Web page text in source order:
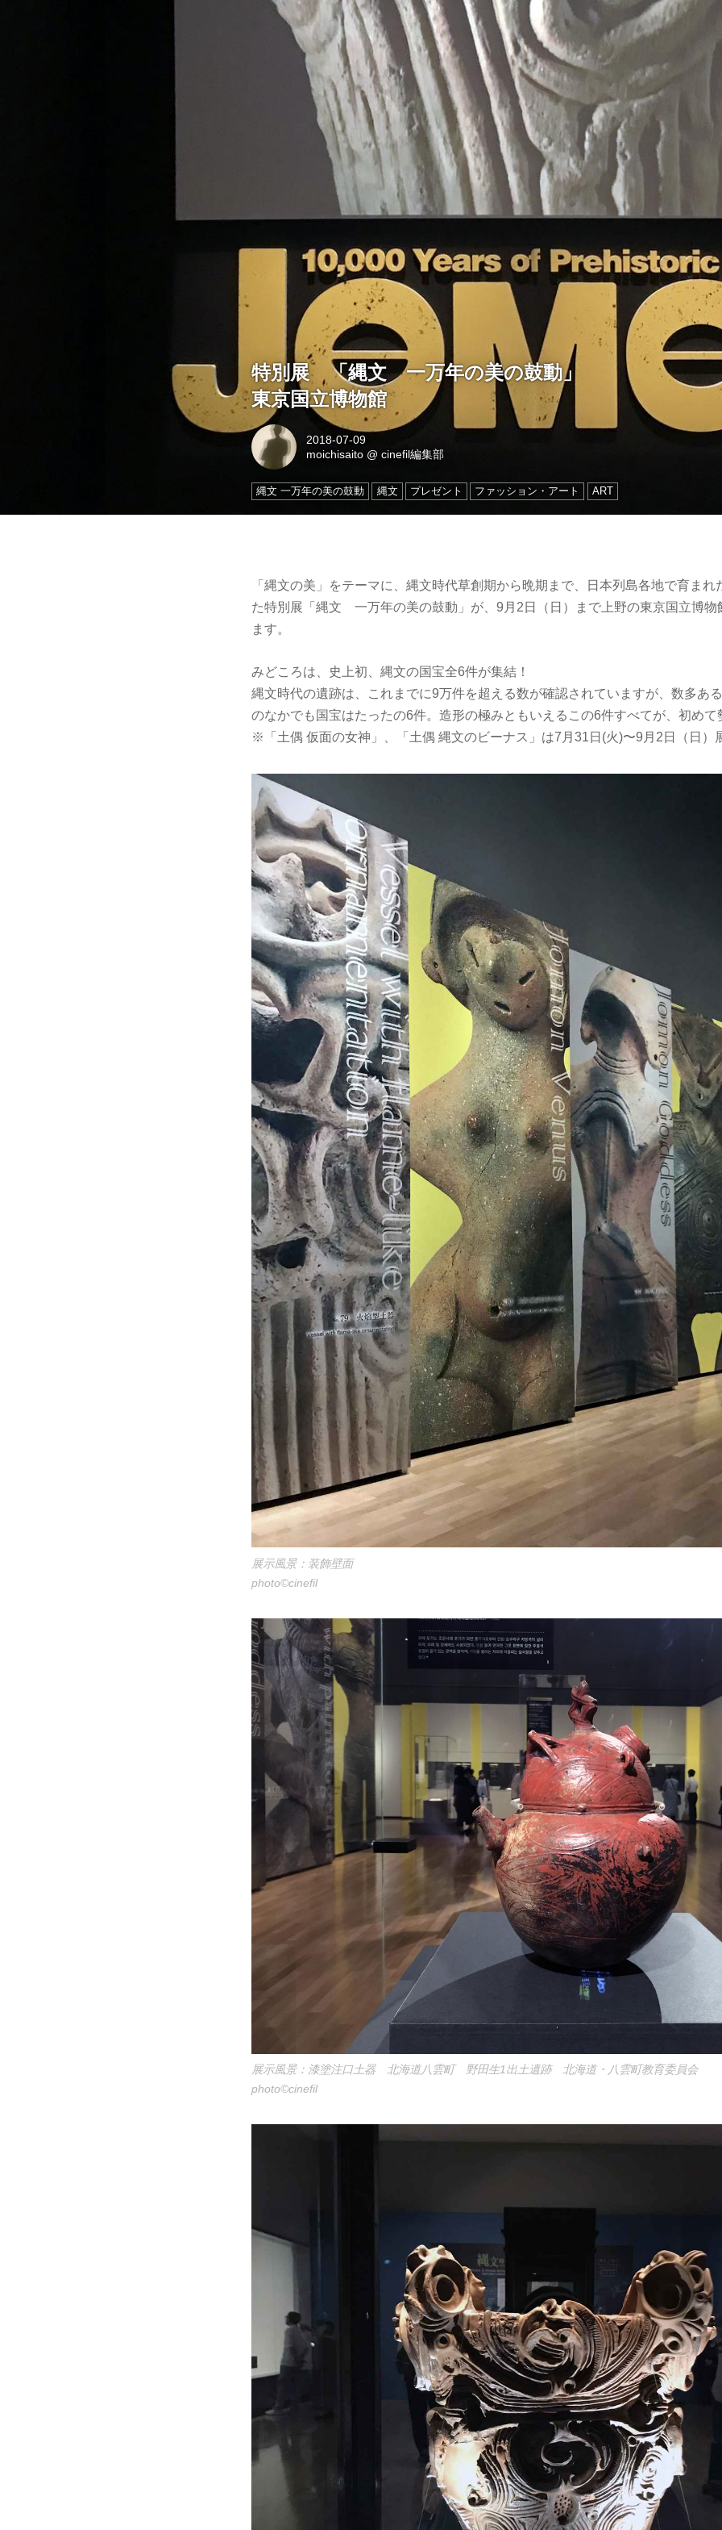
特別展 「縄文 一万年の美の鼓動」
東京国立博物館
2018-07-09
moichisaito @cinefil編集部
縄文 一万年の美の鼓動 縄文 プレゼント ファッション・アート ART
「縄文の美」をテーマに、縄文時代草創期から晩期まで、日本列島各地で育まれ
た特別展「縄文 一万年の美の鼓動」が、9月2日（日）まで上野の東京国立博物
ます。
みどころは、史上初、縄文の国宝全6件が集結！
縄文時代の遺跡は、これまでに9万件を超える数が確認されていますが、数多あ
のなかでも国宝はたったの6件。造形の極みともいえるこの6件すべてが、初めて
※「土偶 仮面の女神」、「土偶 縄文のビーナス」は7月31日(火)〜9月2日（日）
展示風景：装飾壁面
photo©cinefil
展示風景：漆塗注口土器 北海道八雲町 野田生1出土遺跡 北海道・八雲町教育委員会
photo©cinefil